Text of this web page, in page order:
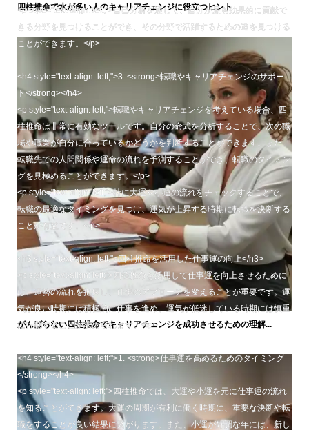
<p style="text-align: left;">自己分析を通じて、自分が最も効果的に貢献で
きる分野を見つけることができ、その分野で活躍するための道を見つける
ことができます。</p>
<h4 style="text-align: left;">3. <strong>転職やキャリアチェンジのサポー
ト</strong></h4>
<p style="text-align: left;">転職やキャリアチェンジを考えている場合、四
柱推命は非常に有効なツールです。自分の命式を分析することで、次の職
場や職業が自分に合っているかどうかを判断することができます。また、
転職先での人間関係や運命の流れを予測することができ、転職のタイミン
グを見極めることができます。</p>
<p style="text-align: left;">特に大運や小運の流れをチェックすることで、
転職の最適なタイミングを見つけ、運気が上昇する時期に転職を決断する
ことが有益です。</p>
<h3 style="text-align: left;">四柱推命を活用した仕事運の向上</h3>
<p style="text-align: left;">四柱推命を活用して仕事運を向上させるために
は、運勢の流れを把握し、仕事のアプローチを変えることが重要です。運
気が良い時期には積極的に仕事を進め、運気が低迷している時期には慎重
に行動することが求められます。</p>
<h4 style="text-align: left;">1. <strong>仕事運を高めるためのタイミング
</strong></h4>
<p style="text-align: left;">四柱推命では、大運や小運を元に仕事運の流れ
を知ることができます。大運の周期が有利に働く時期に、重要な決断や転
職をすることが良い結果に繋がります。また、小運が好調な年には、新し
四柱推命で水が多い人のキャリアチェンジに役立つヒント
がんばらない四柱推命でキャリアチェンジを成功させるための理解...